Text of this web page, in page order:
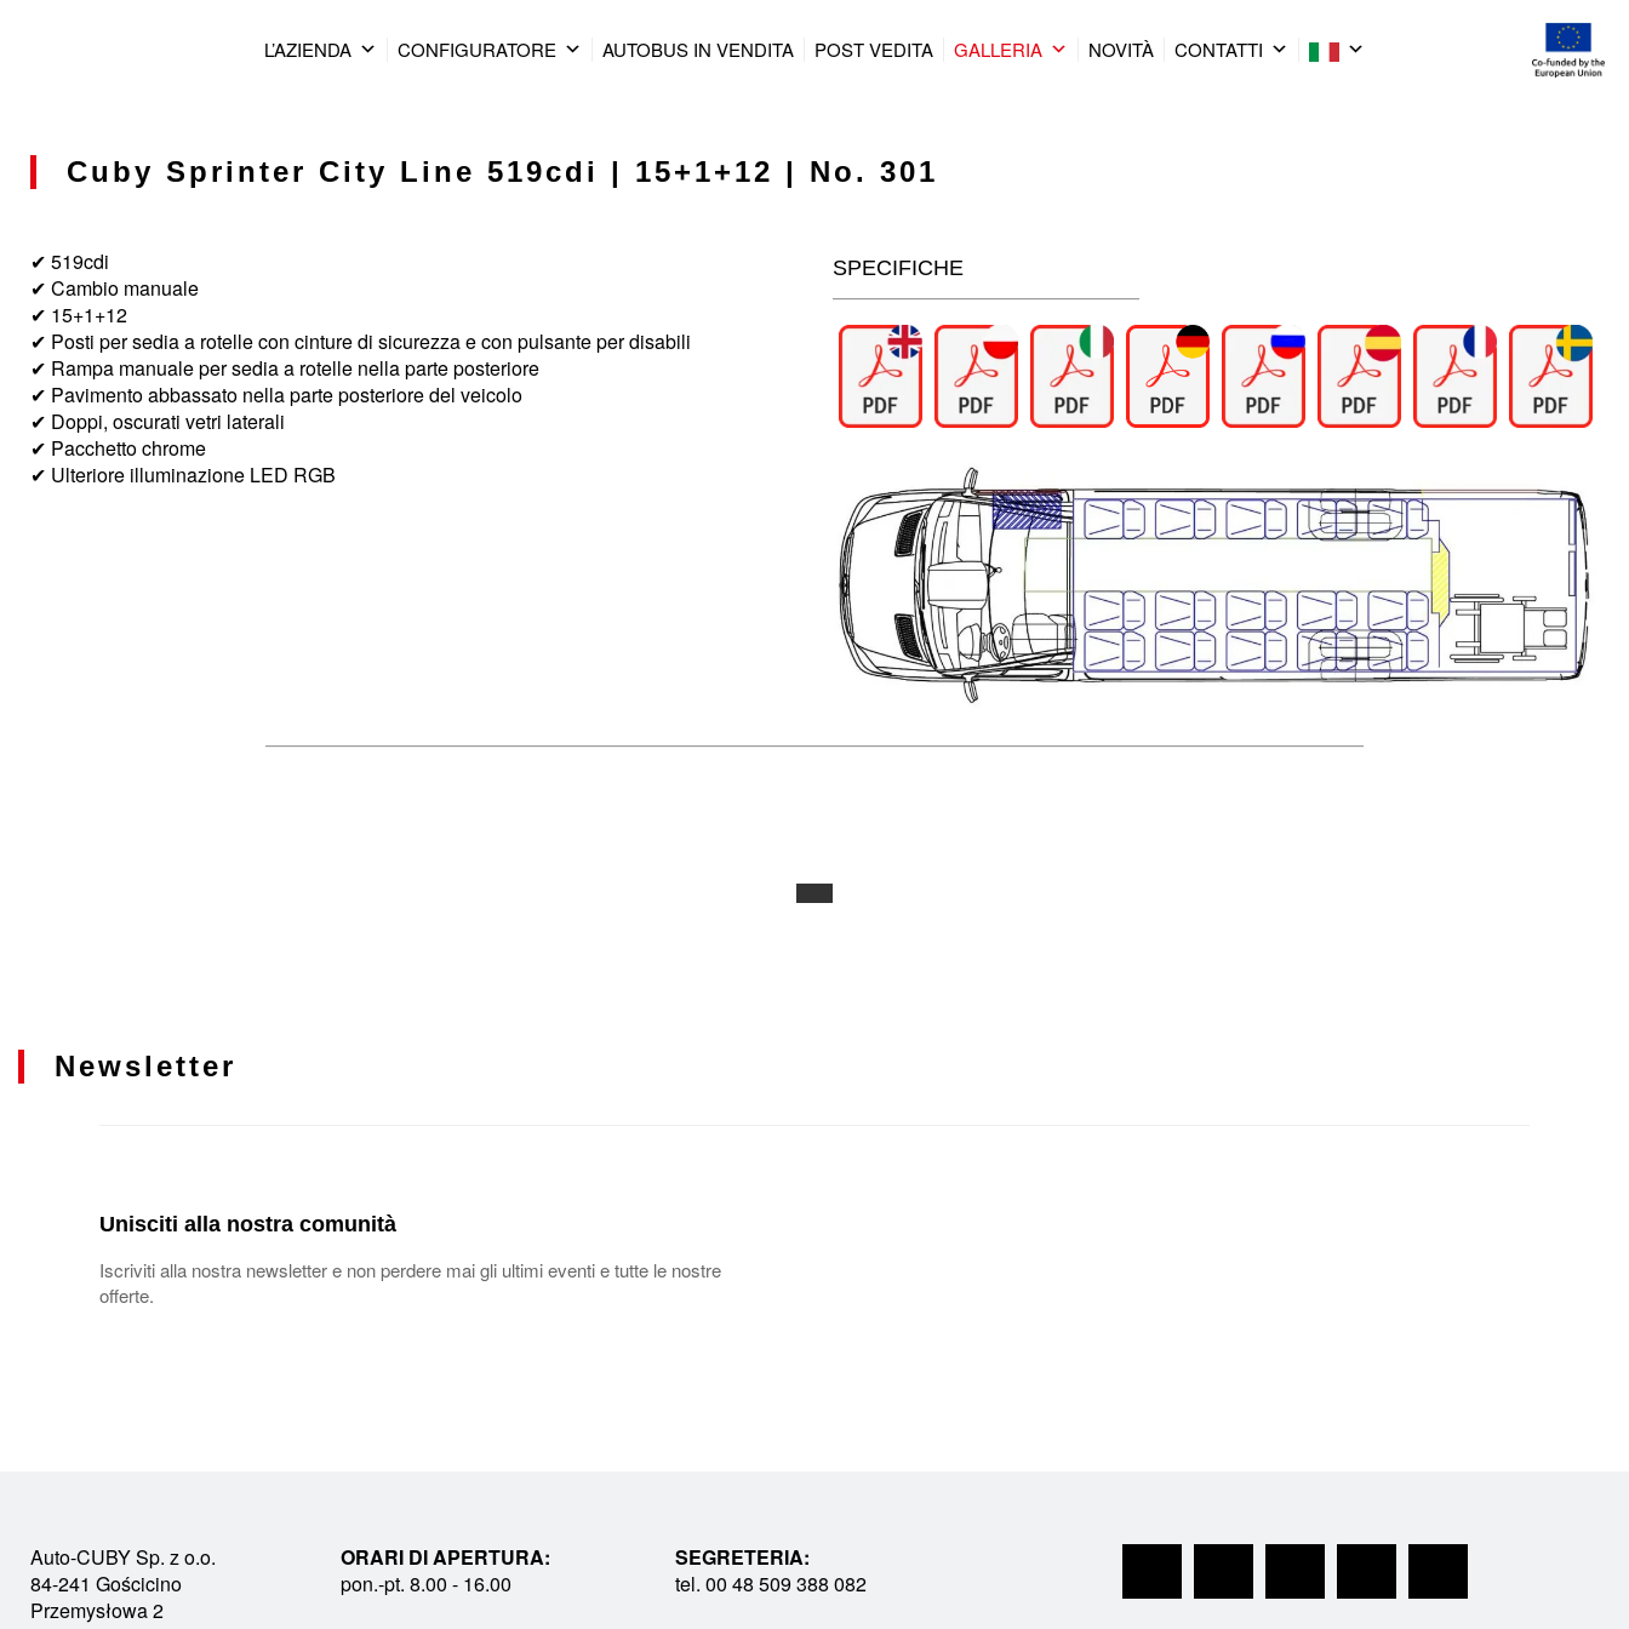
L’AZIENDA CONFIGURATORE AUTOBUS IN VENDITA POST VEDITA GALLERIA NOVITÀ CONTATTI
Cuby Sprinter City Line 519cdi | 15+1+12 | No. 301
✔ 519cdi
✔ Cambio manuale
✔ 15+1+12
✔ Posti per sedia a rotelle con cinture di sicurezza e con pulsante per disabili
✔ Rampa manuale per sedia a rotelle nella parte posteriore
✔ Pavimento abbassato nella parte posteriore del veicolo
✔ Doppi, oscurati vetri laterali
✔ Pacchetto chrome
✔ Ulteriore illuminazione LED RGB
SPECIFICHE
Newsletter
Unisciti alla nostra comunità
Iscriviti alla nostra newsletter e non perdere mai gli ultimi eventi e tutte le nostre
offerte.
Auto-CUBY Sp. z o.o.
84-241 Gościcino
Przemysłowa 2
ORARI DI APERTURA:
pon.-pt. 8.00 - 16.00
SEGRETERIA:
tel. 00 48 509 388 082